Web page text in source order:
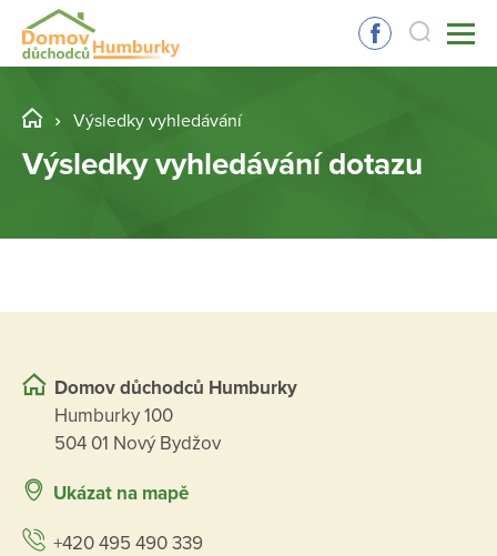
Výsledky vyhledávání
Výsledky vyhledávání dotazu
Domov důchodců Humburky
Humburky 100
504 01 Nový Bydžov
Ukázat na mapě
+420 495 490 339